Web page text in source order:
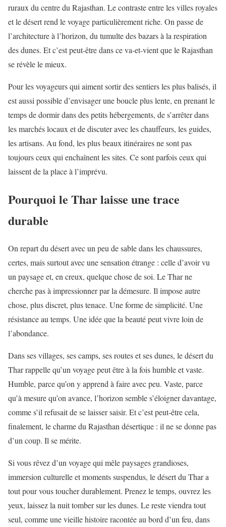
ruraux du centre du Rajasthan. Le contraste entre les villes royales
et le désert rend le voyage particulièrement riche. On passe de
l’architecture à l’horizon, du tumulte des bazars à la respiration
des dunes. Et c’est peut-être dans ce va-et-vient que le Rajasthan
se révèle le mieux.
Pour les voyageurs qui aiment sortir des sentiers les plus balisés, il
est aussi possible d’envisager une boucle plus lente, en prenant le
temps de dormir dans des petits hébergements, de s’arrêter dans
les marchés locaux et de discuter avec les chauffeurs, les guides,
les artisans. Au fond, les plus beaux itinéraires ne sont pas
toujours ceux qui enchaînent les sites. Ce sont parfois ceux qui
laissent de la place à l’imprévu.
Pourquoi le Thar laisse une trace
durable
On repart du désert avec un peu de sable dans les chaussures,
certes, mais surtout avec une sensation étrange : celle d’avoir vu
un paysage et, en creux, quelque chose de soi. Le Thar ne
cherche pas à impressionner par la démesure. Il impose autre
chose, plus discret, plus tenace. Une forme de simplicité. Une
résistance au temps. Une idée que la beauté peut vivre loin de
l’abondance.
Dans ses villages, ses camps, ses routes et ses dunes, le désert du
Thar rappelle qu’un voyage peut être à la fois humble et vaste.
Humble, parce qu’on y apprend à faire avec peu. Vaste, parce
qu’à mesure qu’on avance, l’horizon semble s’éloigner davantage,
comme s’il refusait de se laisser saisir. Et c’est peut-être cela,
finalement, le charme du Rajasthan désertique : il ne se donne pas
d’un coup. Il se mérite.
Si vous rêvez d’un voyage qui mêle paysages grandioses,
immersion culturelle et moments suspendus, le désert du Thar a
tout pour vous toucher durablement. Prenez le temps, ouvrez les
yeux, laissez la nuit tomber sur les dunes. Le reste viendra tout
seul, comme une vieille histoire racontée au bord d’un feu, dans